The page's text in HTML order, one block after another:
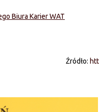
Biura Karier WAT
Źródło: